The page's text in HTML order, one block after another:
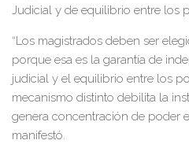
Judicial y de equilibrio entre los
“Los magistrados deben ser
porque esa es la garantía de
judicial y el equilibrio entre los
mecanismo distinto debilita la
genera concentración de poder
manifestó.